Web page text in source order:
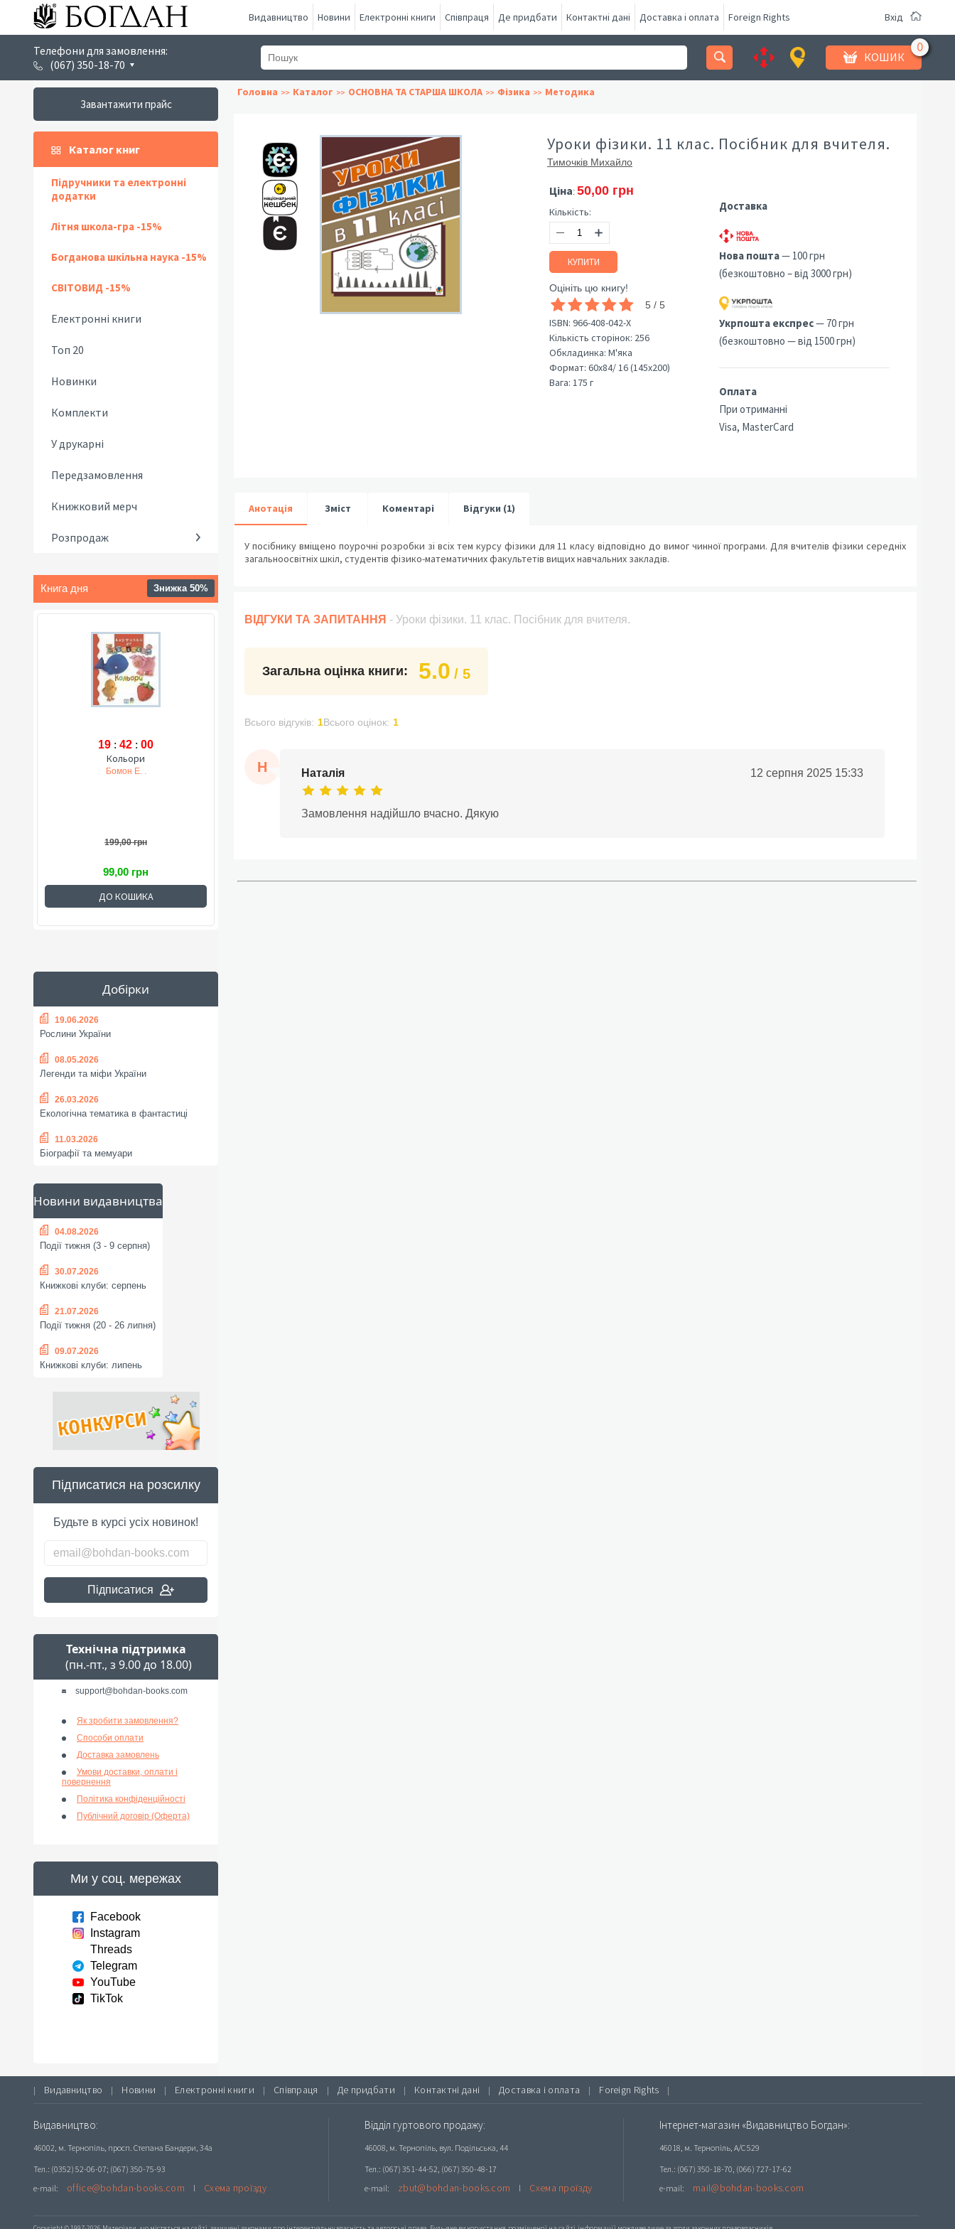
Видавництво Новини Електронні книги Співпраця Де придбати Контактні дані Доставка і оплата Foreign Rights Вхід
Телефони для замовлення:
(067) 350-18-70
КОШИК
Завантажити прайс
Каталог книг
Підручники та електронні
додатки
Літня школа-гра -15%
Богданова шкільна наука -15%
СВІТОВИД -15%
Електронні книги
Топ 20
Новинки
Комплекти
У друкарні
Передзамовлення
Книжковий мерч
Розпродаж
Книга дня Знижка 50%
19 : 41 : 59
Кольори
Бомон Е. .
199,00 грн
99,00 грн
ДО КОШИКА
Добірки
19.06.2026
Рослини України
08.05.2026
Легенди та міфи України
26.03.2026
Екологічна тематика в фантастиці
11.03.2026
Біографії та мемуари
Новини видавництва
04.08.2026
Події тижня (3 - 9 серпня)
30.07.2026
Книжкові клуби: серпень
21.07.2026
Події тижня (20 - 26 липня)
09.07.2026
Книжкові клуби: липень
Підписатися на розсилку
Будьте в курсі усіх новинок!
Підписатися
Технічна підтримка
(пн.-пт., з 9.00 до 18.00)
support@bohdan-books.com
Як зробити замовлення?
Способи оплати
Доставка замовлень
Умови доставки, оплати і
повернення
Політика конфіденційності
Публічний договір (Оферта)
Ми у соц. мережах
Facebook
Instagram
Threads
Telegram
YouTube
TikTok
Головна Каталог ОСНОВНА ТА СТАРША ШКОЛА Фізика Методика
Уроки фізики. 11 клас. Посібник для вчителя.
Тимочків Михайло
Ціна: 50,00 грн
Кількість:
КУПИТИ
Оцініть цю книгу!
5 / 5
ISBN: 966-408-042-X
Кількість сторінок: 256
Обкладинка: М'яка
Формат: 60х84/ 16 (145х200)
Вага: 175 г
Доставка
Нова пошта— 100 грн
(безкоштовно – від 3000 грн)
Укрпошта експрес— 70 грн
(безкоштовно — від 1500 грн)
Оплата
При отриманні
Visa, MasterCard
Анотація Зміст Коментарі Відгуки (1)
У посібнику вміщено поурочні розробки зі всіх тем курсу фізики для 11 класу відповідно до вимог чинної програми. Для вчителів фізики середніх
загальноосвітніх шкіл, студентів фізико-математичних факультетів вищих навчальних закладів.
ВІДГУКИ ТА ЗАПИТАННЯ - Уроки фізики. 11 клас. Посібник для вчителя.
Загальна оцінка книги: 5.0 / 5
Всього відгуків: 1Всього оцінок: 1
Н Наталія 12 серпня 2025 15:33
Замовлення надійшло вчасно. Дякую
| Видавництво | Новини | Електронні книги | Співпраця | Де придбати | Контактні дані | Доставка і оплата | Foreign Rights |
Видавництво:
46002, м. Тернопіль, просп. Степана Бандери, 34а
Тел.: (0352) 52-06-07; (067) 350-75-93
e-mail:
office@bohdan-books.com l Схема проїзду
Відділ гуртового продажу:
46008, м. Тернопіль, вул. Подільська, 44
Тел.: (067) 351-44-52, (067) 350-48-17
e-mail:
zbut@bohdan-books.com l Схема проїзду
Інтернет-магазин «Видавництво Богдан»:
46018, м. Тернопіль, А/С 529
Тел.: (067) 350-18-70, (066) 727-17-62
e-mail:
mail@bohdan-books.com